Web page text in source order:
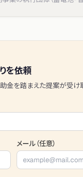
を依頼
金を踏まえた提案が受け
メール（任意）